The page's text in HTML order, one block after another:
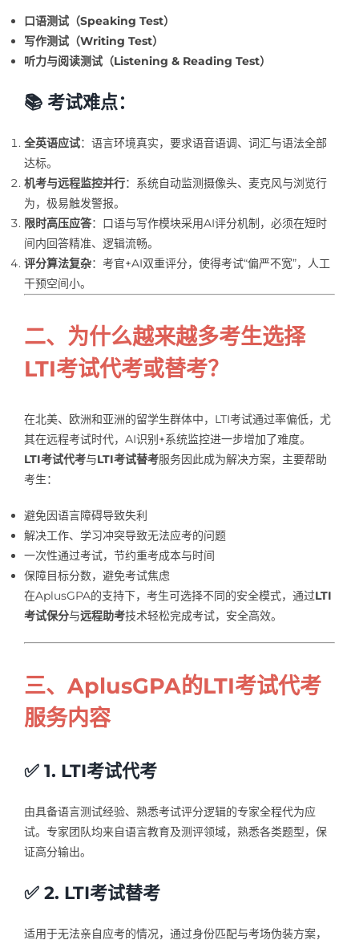
口语测试（Speaking Test）
写作测试（Writing Test）
听力与阅读测试（Listening & Reading Test）
📚 考试难点：
全英语应试：语言环境真实，要求语音语调、词汇与语法全部
达标。
机考与远程监控并行：系统自动监测摄像头、麦克风与浏览行
为，极易触发警报。
限时高压应答：口语与写作模块采用AI评分机制，必须在短时
间内回答精准、逻辑流畅。
评分算法复杂：考官+AI双重评分，使得考试“偏严不宽”，人工
干预空间小。
二、为什么越来越多考生选择
LTI考试代考或替考？
在北美、欧洲和亚洲的留学生群体中，LTI考试通过率偏低，尤
其在远程考试时代，AI识别+系统监控进一步增加了难度。
LTI考试代考与LTI考试替考服务因此成为解决方案，主要帮助
考生：
避免因语言障碍导致失利
解决工作、学习冲突导致无法应考的问题
一次性通过考试，节约重考成本与时间
保障目标分数，避免考试焦虑
在AplusGPA的支持下，考生可选择不同的安全模式，通过LTI
考试保分与远程助考技术轻松完成考试，安全高效。
三、AplusGPA的LTI考试代考
服务内容
✅ 1. LTI考试代考
由具备语言测试经验、熟悉考试评分逻辑的专家全程代为应
试。专家团队均来自语言教育及测评领域，熟悉各类题型，保
证高分输出。
✅ 2. LTI考试替考
适用于无法亲自应考的情况，通过身份匹配与考场伪装方案，